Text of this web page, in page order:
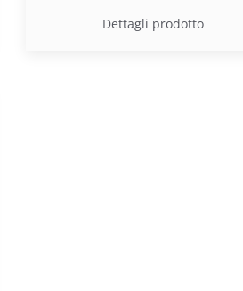
Dettagli prodotto